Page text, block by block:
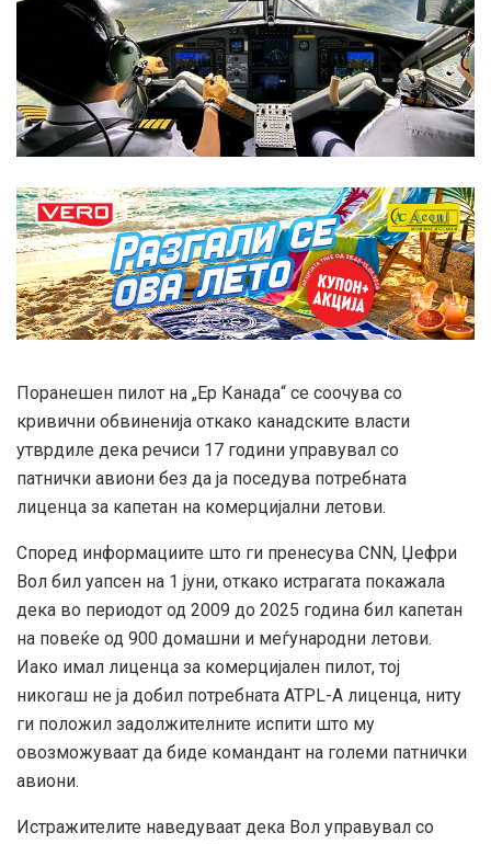
Поранешен пилот на „Ер Канада“ се соочува со
кривични обвиненија откако канадските власти
утврдиле дека речиси 17 години управувал со
патнички авиони без да ја поседува потребната
лиценца за капетан на комерцијални летови.
Според информациите што ги пренесува CNN, Џефри
Вол бил уапсен на 1 јуни, откако истрагата покажала
дека во периодот од 2009 до 2025 година бил капетан
на повеќе од 900 домашни и меѓународни летови.
Иако имал лиценца за комерцијален пилот, тој
никогаш не ја добил потребната ATPL-A лиценца, ниту
ги положил задолжителните испити што му
овозможуваат да биде командант на големи патнички
авиони.
Истражителите наведуваат дека Вол управувал со